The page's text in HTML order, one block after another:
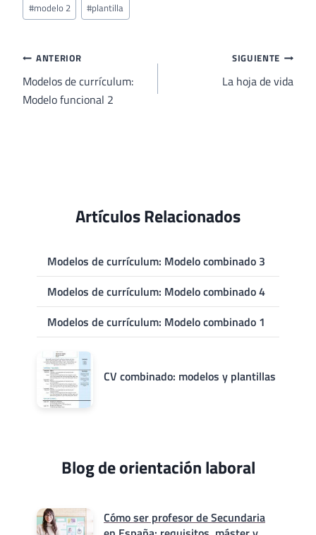
la#modelo 2 #plantilla
Navegación
de
entradas
ANTERIOR
Modelos de currículum:
Modelo funcional 2
SIGUIENTE
La hoja de vida
Artículos Relacionados
Modelos de currículum: Modelo combinado 3
Modelos de currículum: Modelo combinado 4
Modelos de currículum: Modelo combinado 1
CV combinado: modelos y plantillas
Blog de orientación laboral
Cómo ser profesor de Secundaria